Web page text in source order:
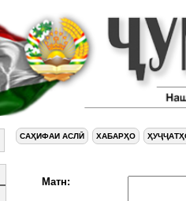
САҲИФАИ АСЛӢ ХАБАРҲО
Матн: